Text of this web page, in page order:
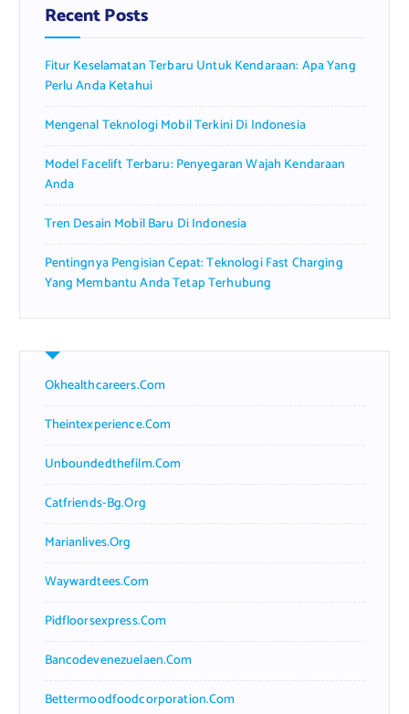
f
o
:
Recent Posts
Fitur Keselamatan Terbaru Untuk Kendaraan: Apa Yang
Perlu Anda Ketahui
Mengenal Teknologi Mobil Terkini Di Indonesia
Model Facelift Terbaru: Penyegaran Wajah Kendaraan
Anda
Tren Desain Mobil Baru Di Indonesia
Pentingnya Pengisian Cepat: Teknologi Fast Charging
Yang Membantu Anda Tetap Terhubung
Okhealthcareers.com
Theintexperience.com
Unboundedthefilm.com
Catfriends-Bg.org
Marianlives.org
Waywardtees.com
Pidfloorsexpress.com
Bancodevenezuelaen.com
Bettermoodfoodcorporation.com